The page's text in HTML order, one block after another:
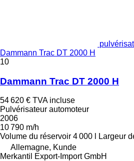
Dammann Trac DT 2000 H
10
Dammann Trac DT 2000 H
54 620 € TVA incluse
Pulvérisateur automoteur
2006
10 790 m/h
Volume du réservoir 4 000 l Largeur
Allemagne, Kunde
Merkantil Export-Import GmbH